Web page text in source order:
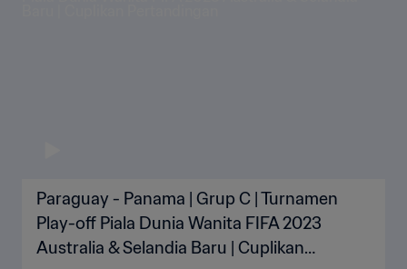
Paraguay - Panama | Grup C | Turnamen
Play-off Piala Dunia Wanita FIFA 2023
Australia & Selandia Baru | Cuplikan